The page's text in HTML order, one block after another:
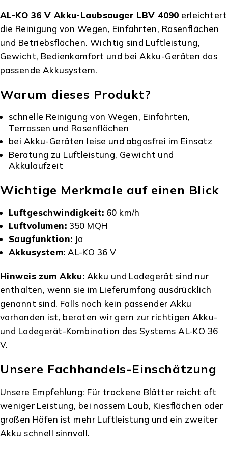
AL-KO 36 V Akku-Laubsauger LBV 4090 erleichtert
die Reinigung von Wegen, Einfahrten, Rasenflächen
und Betriebsflächen. Wichtig sind Luftleistung,
Gewicht, Bedienkomfort und bei Akku-Geräten das
passende Akkusystem.
Warum dieses Produkt?
schnelle Reinigung von Wegen, Einfahrten,
Terrassen und Rasenflächen
bei Akku-Geräten leise und abgasfrei im Einsatz
Beratung zu Luftleistung, Gewicht und
Akkulaufzeit
Wichtige Merkmale auf einen Blick
Luftgeschwindigkeit: 60 km/h
Luftvolumen: 350 MQH
Saugfunktion: Ja
Akkusystem: AL-KO 36 V
Hinweis zum Akku: Akku und Ladegerät sind nur
enthalten, wenn sie im Lieferumfang ausdrücklich
genannt sind. Falls noch kein passender Akku
vorhanden ist, beraten wir gern zur richtigen Akku-
und Ladegerät-Kombination des Systems AL-KO 36
V.
Unsere Fachhandels-Einschätzung
Unsere Empfehlung: Für trockene Blätter reicht oft
weniger Leistung, bei nassem Laub, Kiesflächen oder
großen Höfen ist mehr Luftleistung und ein zweiter
Akku schnell sinnvoll.